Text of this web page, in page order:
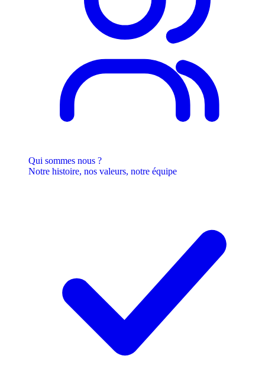
Qui sommes nous ?
Notre histoire, nos valeurs, notre équipe